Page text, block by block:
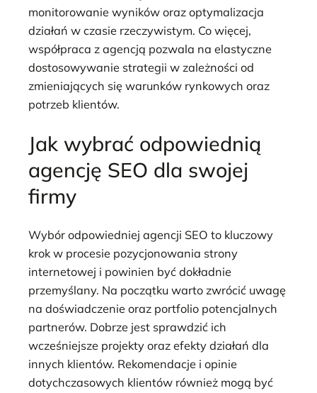
monitorowanie wyników oraz optymalizacja
działań w czasie rzeczywistym. Co więcej,
współpraca z agencją pozwala na elastyczne
dostosowywanie strategii w zależności od
zmieniających się warunków rynkowych oraz
potrzeb klientów.
Jak wybrać odpowiednią
agencję SEO dla swojej
firmy
Wybór odpowiedniej agencji SEO to kluczowy
krok w procesie pozycjonowania strony
internetowej i powinien być dokładnie
przemyślany. Na początku warto zwrócić uwagę
na doświadczenie oraz portfolio potencjalnych
partnerów. Dobrze jest sprawdzić ich
wcześniejsze projekty oraz efekty działań dla
innych klientów. Rekomendacje i opinie
dotychczasowych klientów również mogą być